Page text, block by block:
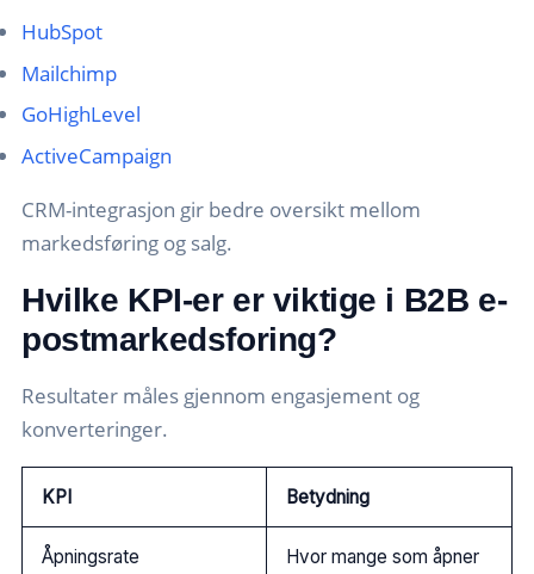
HubSpot
Mailchimp
GoHighLevel
ActiveCampaign
CRM-integrasjon gir bedre oversikt mellom
markedsføring og salg.
Hvilke KPI-er er viktige i B2B e-
postmarkedsforing?
Resultater måles gjennom engasjement og
konverteringer.
KPI Betydning
Åpningsrate
Hvor mange som åpner